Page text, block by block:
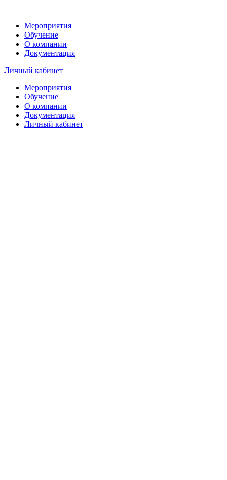
Мероприятия
Обучение
О компании
Документация
Личный кабинет
Мероприятия
Обучение
О компании
Документация
Личный кабинет